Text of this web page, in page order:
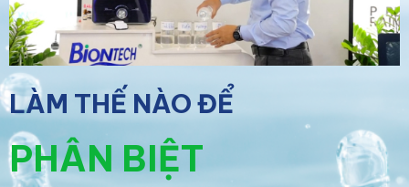
LÀM THẾ NÀO ĐỂ
PHÂN BIỆT